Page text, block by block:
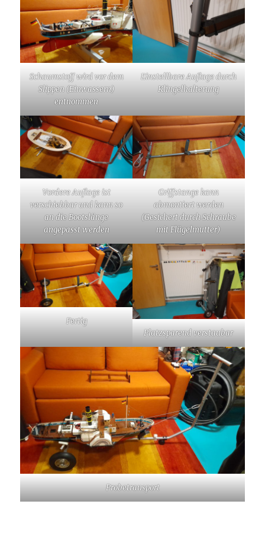
Schaumstoff wird vor dem
Slippen (Einwassern)
entnommen
Einstellbare Auflage durch
Klingelhalterung
Vordere Auflage ist
verschiebbar und kann so
an die Bootslänge
angepasst werden
Griffstange kann
abmontiert werden
(Gesichert durch Schraube
mit Flügelmutter)
Fertig
Platzsparend verstaubar
Probetransport